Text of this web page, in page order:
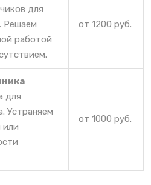
для
Решаем
работой
от 1200 руб.
для
Устраняем
или
от 1000 руб.